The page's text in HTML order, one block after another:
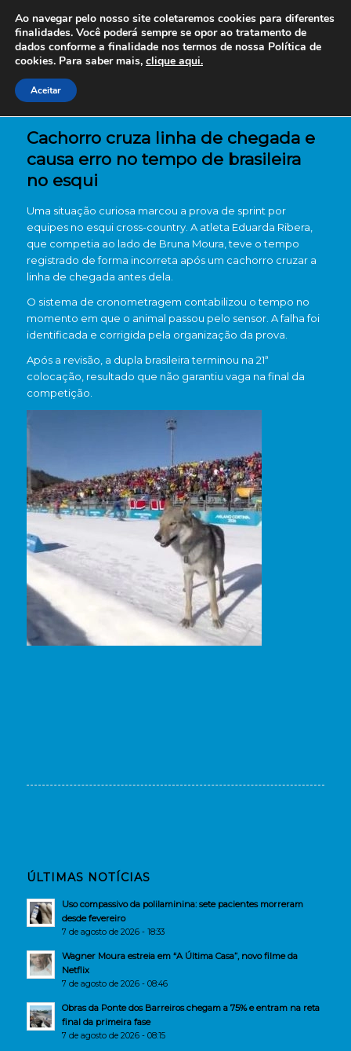
Cachorro cruza linha de chegada e
causa erro no tempo de brasileira
no esqui
Uma situação curiosa marcou a prova de sprint por
equipes no esqui cross-country. A atleta Eduarda Ribera
que competia ao lado de Bruna Moura , teve o tempo
registrado de forma incorreta após um cachorro cruzar a
linha de chegada antes dela.
O sistema de cronometragem contabilizou o tempo no
momento em que o animal passou pelo sensor. A falha foi
identificada e corrigida pela organização da prova.
Após a revisão, a dupla brasileira terminou na 21ª
colocação, resultado que não garantiu vaga na final da
competição.
ÚLTIMAS NOTÍCIAS
Uso compassivo da polilaminina: sete pacientes morreram
desde fevereiro
7 de agosto de 2026 - 18:33
Wagner Moura estreia em “A Última Casa”, novo filme da
Netflix
7 de agosto de 2026 - 08:46
Obras da Ponte dos Barreiros chegam a 75% e entram na reta
final da primeira fase
7 de agosto de 2026 - 08:15
Ao navegar pelo nosso site coletaremos cookies para diferentes
finalidades. Você poderá sempre se opor ao tratamento de
dados conforme a finalidade nos termos de nossa Política de
cookies. Para saber mais, clique aqui.
Aceitar